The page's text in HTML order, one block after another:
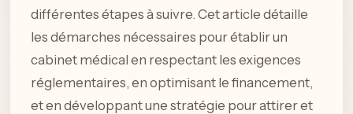
différentes étapes à suivre. Cet article détaille
les démarches nécessaires pour établir un
cabinet médical en respectant les exigences
réglementaires, en optimisant le financement,
et en développant une stratégie pour attirer et